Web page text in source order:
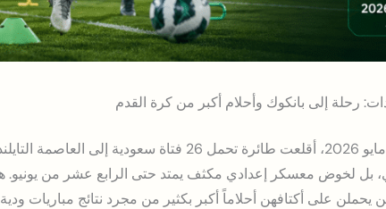
رحلة إلى بانكوك وأحلام أكبر من كرة القدم
في الحادي والثلاثين من مايو 2026، أقلعت طائرة تحمل
بل لخوض معسكر إعدادي مكثف يمتد حتى الرابع عشر من يونيو.
يحملن على أكتافهن أحلاماً أكبر بكثير من مجرد نتائج مباريات